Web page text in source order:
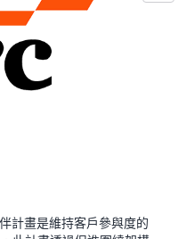
計畫是維持客戶參與度的